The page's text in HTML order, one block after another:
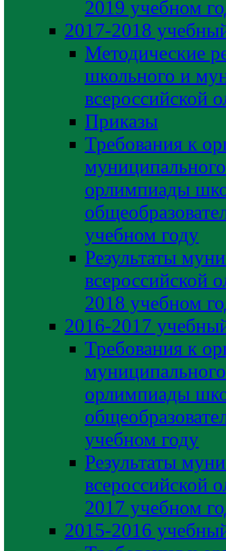
2019 учебном
2017-2018
Методические
школьного и
всероссийской
Приказы
Требования к
орлимпиады
учебном году
Результаты
всероссийской
2018 учебном
2016-2017
Требования к
орлимпиады
учебном году
Результаты
всероссийской
2017 учебном
2015-2016